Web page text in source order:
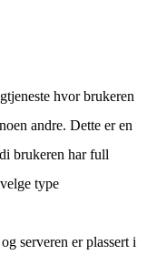
hvor brukeren
andre. Dette er en
brukeren har full
type
serveren er plassert i